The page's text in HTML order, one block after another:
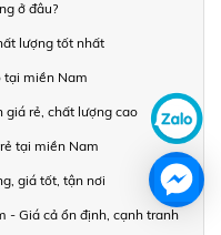
ở đâu?
lượng tốt nhất
tại miền Nam
giá rẻ, chất lượng cao
tại miền Nam
giá tốt, tận nơi
- Giá cả ổn định, cạnh tranh